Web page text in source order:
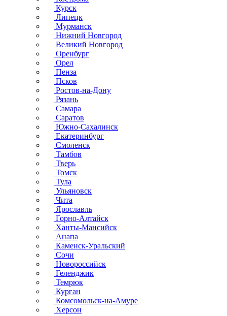
Курск
Липецк
Мурманск
Нижний Новгород
Великий Новгород
Оренбург
Орел
Пенза
Псков
Ростов-на-Дону
Рязань
Самара
Саратов
Южно-Сахалинск
Екатеринбург
Смоленск
Тамбов
Тверь
Томск
Тула
Ульяновск
Чита
Ярославль
Горно-Алтайск
Ханты-Мансийск
Анапа
Каменск-Уральский
Сочи
Новороссийск
Геленджик
Темрюк
Курган
Комсомольск-на-Амуре
Херсон